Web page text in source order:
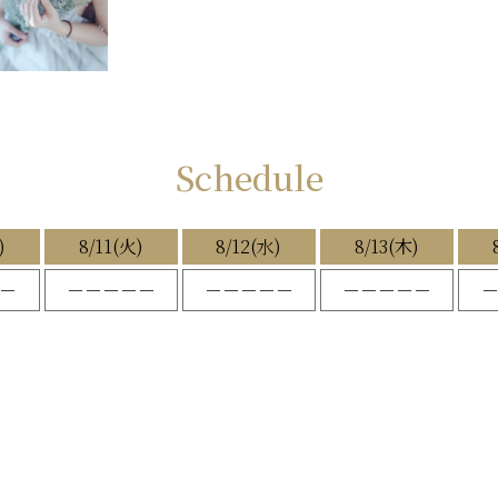
Schedule
8/11(火)
－－－－－
8/12(水)
－－－－－
8/13(木)
－－－－－